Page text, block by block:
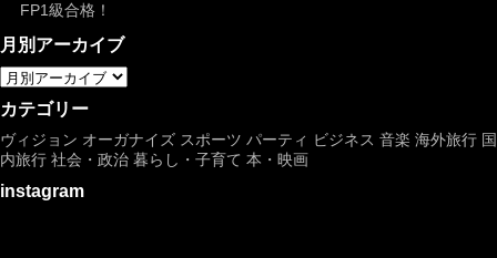
FP1級合格！
月別アーカイブ
カテゴリー
ヴィジョン オーガナイズ スポーツ パーティ ビジネス 音楽 海外旅行 国
内旅行 社会・政治 暮らし・子育て 本・映画
instagram